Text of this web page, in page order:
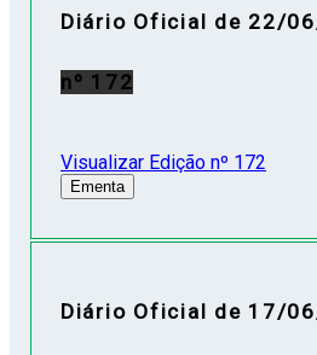
Diário Oficial de 22/
nº 172
Visualizar Edição nº 172
Ementa
Diário Oficial de 17/